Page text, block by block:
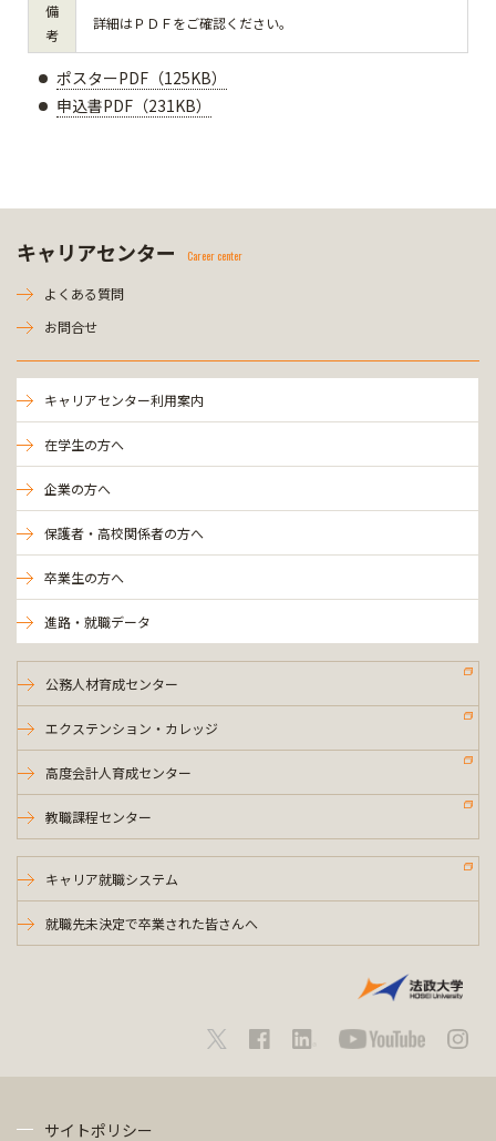
備
考
詳細はＰＤＦをご確認ください。
ポスターPDF（125KB）
申込書PDF（231KB）
キャリアセンター Career center
よくある質問
お問合せ
キャリアセンター利用案内
在学生の方へ
企業の方へ
保護者・高校関係者の方へ
卒業生の方へ
進路・就職データ
公務人材育成センター
エクステンション・カレッジ
高度会計人育成センター
教職課程センター
キャリア就職システム
就職先未決定で卒業された皆さんへ
サイトポリシー